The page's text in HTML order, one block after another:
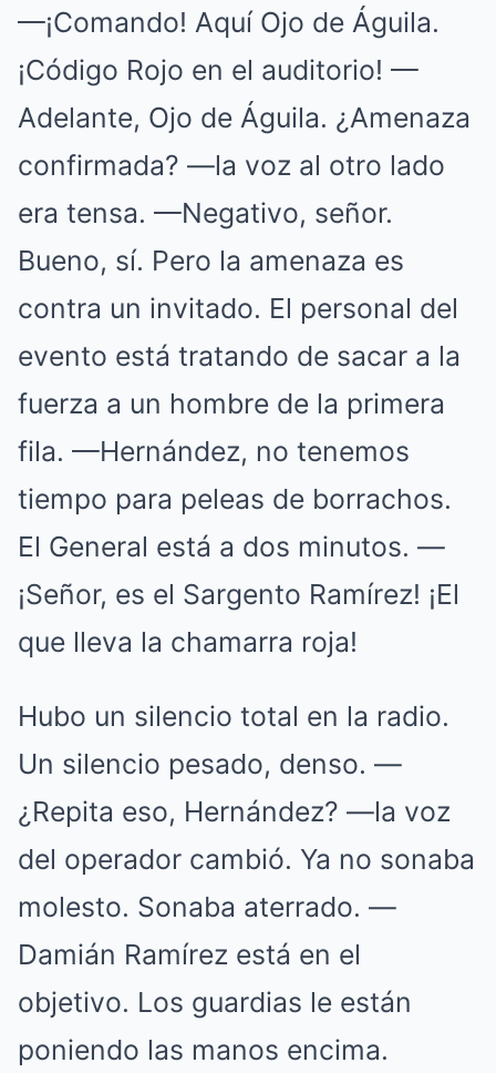
—¡Comando! Aquí Ojo de Águila.
¡Código Rojo en el auditorio! —
Adelante, Ojo de Águila. ¿Amenaza
confirmada? —la voz al otro lado
era tensa. —Negativo, señor.
Bueno, sí. Pero la amenaza es
contra un invitado. El personal del
evento está tratando de sacar a la
fuerza a un hombre de la primera
fila. —Hernández, no tenemos
tiempo para peleas de borrachos.
El General está a dos minutos. —
¡Señor, es el Sargento Ramírez! ¡El
que lleva la chamarra roja!
Hubo un silencio total en la radio.
Un silencio pesado, denso. —
¿Repita eso, Hernández? —la voz
del operador cambió. Ya no sonaba
molesto. Sonaba aterrado. —
Damián Ramírez está en el
objetivo. Los guardias le están
poniendo las manos encima.